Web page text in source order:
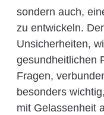
sondern auch,
zu entwickeln.
Unsicherheiten,
gesundheitlichen
Fragen,
besonders
mit Gelassenheit